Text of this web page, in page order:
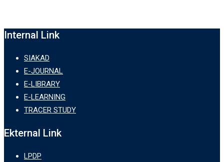
Internal Link
SIAKAD
E-JOURNAL
E-LIBRARY
E-LEARNING
TRACER STUDY
Ekternal Link
LPDP